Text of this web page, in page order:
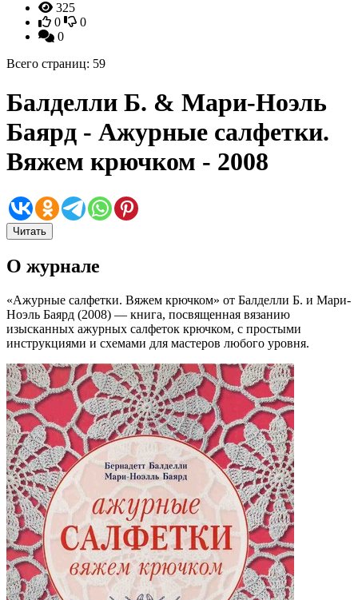
325
0
0
0
Всего страниц: 59
Балделли Б. & Мари-Ноэль
Баярд - Ажурные салфетки.
Вяжем крючком - 2008
Читать
О журнале
«Ажурные салфетки. Вяжем крючком» от Балделли Б. и Мари-
Ноэль Баярд (2008) — книга, посвященная вязанию
изысканных ажурных салфеток крючком, с простыми
инструкциями и схемами для мастеров любого уровня.